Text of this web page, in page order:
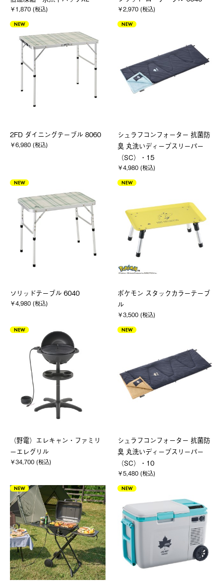
￥1,870 (税込) ￥2,970 (税込)
NEW
2FD ダイニングテーブル 8060
￥6,980 (税込)
NEW
シュラフコンフォーター 抗菌防
臭 丸洗いディープスリーパー
（SC）・15
￥4,980 (税込)
NEW
ソリッドテーブル 6040
￥4,980 (税込)
NEW
ポケモン スタックカラーテーブ
ル
￥3,500 (税込)
NEW
（野電）エレキャン・ファミリ
ーエレグリル
￥34,700 (税込)
NEW
シュラフコンフォーター 抗菌防
臭 丸洗いディープスリーパー
（SC）・10
￥5,480 (税込)
NEW NEW